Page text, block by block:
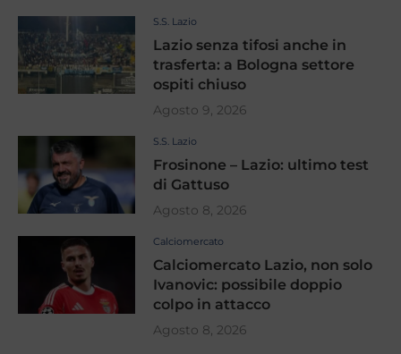
S.S. Lazio
Lazio senza tifosi anche in
trasferta: a Bologna settore
ospiti chiuso
Agosto 9, 2026
S.S. Lazio
Frosinone – Lazio: ultimo test
di Gattuso
Agosto 8, 2026
Calciomercato
Calciomercato Lazio, non solo
Ivanovic: possibile doppio
colpo in attacco
Agosto 8, 2026